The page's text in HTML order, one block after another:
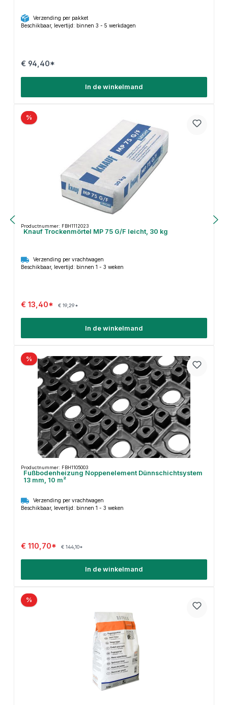
Verzending per pakket
Beschikbaar, levertijd: binnen 3 - 5 werkdagen
€ 94,40*
In de winkelmand
%
Productnummer: FBH1112023
Knauf Trockenmörtel MP 75 G/F leicht, 30 kg
Verzending per vrachtwagen
Beschikbaar, levertijd: binnen 1 - 3 weken
€ 13,40* € 19,29*
In de winkelmand
%
Productnummer: FBH1105003
Fußbodenheizung Noppenelement Dünnschichtsystem
13 mm, 10 m²
Verzending per vrachtwagen
Beschikbaar, levertijd: binnen 1 - 3 weken
€ 110,70* € 144,10*
In de winkelmand
%